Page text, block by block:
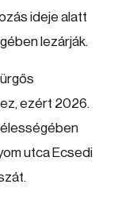
ideje alatt
lezárják.
ezért 2026.
utca Ecsedi